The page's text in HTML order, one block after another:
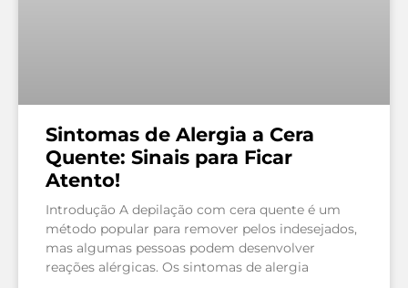
Sintomas de Alergia a Cera
Quente: Sinais para Ficar
Atento!
Introdução A depilação com cera quente é um
método popular para remover pelos indesejados,
mas algumas pessoas podem desenvolver
reações alérgicas. Os sintomas de alergia